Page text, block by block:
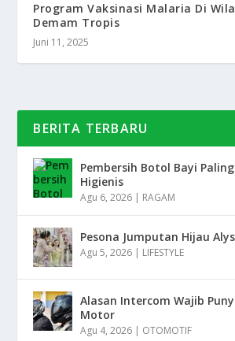
Program Vaksinasi Malaria Di
Demam Tropis
Juni 11, 2025
BERITA TERBARU
Pembersih Botol Bayi
Higienis
Agu 6, 2026 | RAGAM
Pesona Jumputan Hijau
Agu 5, 2026 | LIFESTYLE
Alasan Intercom Wajib
Motor
Agu 4, 2026 | OTOMOTIF